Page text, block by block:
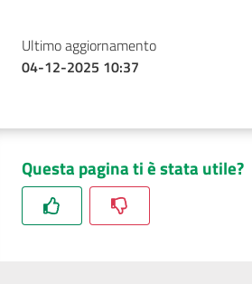
Ultimo aggiornamento
04-12-2025 10:37
Questa pagina ti è stata utile?